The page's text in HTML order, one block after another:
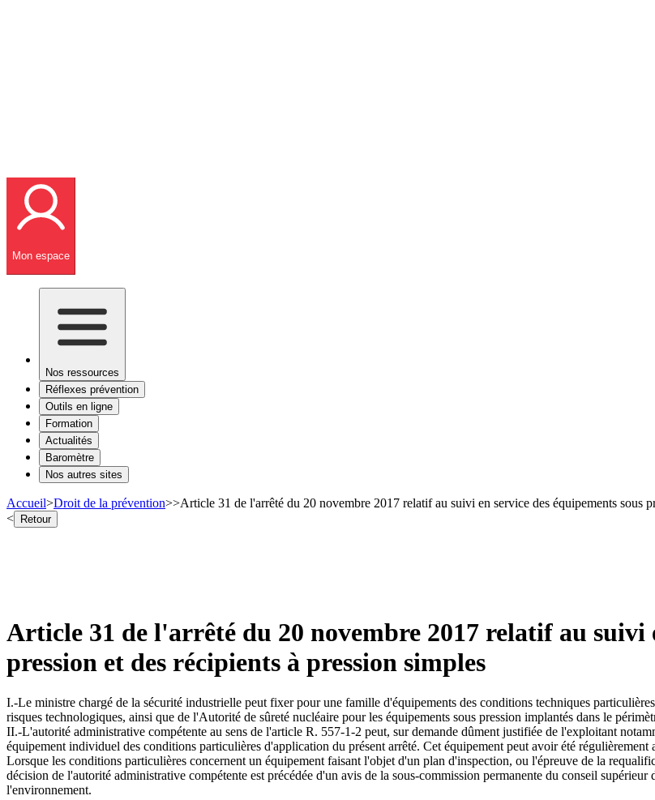
Mon espace
Nos ressources
Réflexes prévention
Outils en ligne
Formation
Actualités
Baromètre
Nos autres sites
Accueil>Droit de la prévention>>Article 31 de l'arrêté du 20 novembre 2017 relatif au suivi en service des équipements sous
< Retour
Article 31 de l'arrêté du 20 novembre 2017 relatif au suivi
pression et des récipients à pression simples
I.-Le ministre chargé de la sécurité industrielle peut fixer pour une famille d'équipements des conditions techniques
risques technologiques, ainsi que de l'Autorité de sûreté nucléaire pour les équipements sous pression implantés dans le
II.-L'autorité administrative compétente au sens de l'article R. 557-1-2 peut, sur demande dûment justifiée de l'exploitant
équipement individuel des conditions particulières d'application du présent arrêté. Cet équipement peut avoir été
Lorsque les conditions particulières concernent un équipement faisant l'objet d'un plan d'inspection, ou l'épreuve de la
décision de l'autorité administrative compétente est précédée d'un avis de la sous-commission permanente du conseil
l'environnement.